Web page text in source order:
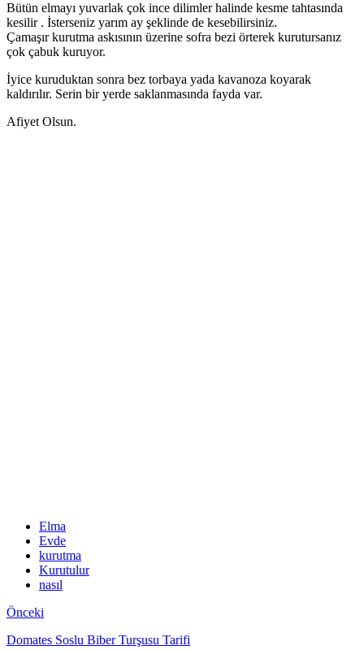
Bütün elmayı yuvarlak çok ince dilimler halinde kesme tahtasında
kesilir . İsterseniz yarım ay şeklinde de kesebilirsiniz.
Çamaşır kurutma askısının üzerine sofra bezi örterek kurutursanız
çok çabuk kuruyor.
İyice kuruduktan sonra bez torbaya yada kavanoza koyarak
kaldırılır. Serin bir yerde saklanmasında fayda var.
Afiyet Olsun.
Elma
Evde
kurutma
Kurutulur
nasıl
Önceki
Domates Soslu Biber Turşusu Tarifi